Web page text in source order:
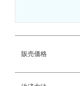
販売価格